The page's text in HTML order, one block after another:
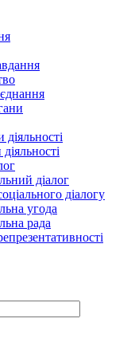
діалог
діалогу
угода
рада